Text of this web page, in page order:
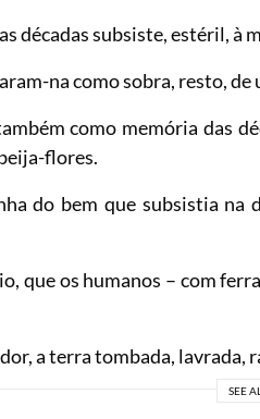
décadas subsiste, estéril, à
na como sobra, resto,
como memória das
flores.
do bem que subsistia na
que os humanos – com
a terra tombada, lavrada,
SEE